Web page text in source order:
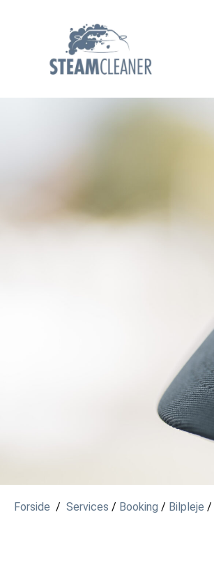
Forside / Services / Booking / Bilpleje /